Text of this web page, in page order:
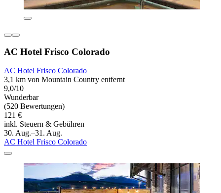
AC Hotel Frisco Colorado
AC Hotel Frisco Colorado
3,1 km von Mountain Country entfernt
9,0/10
Wunderbar
(520 Bewertungen)
121 €
inkl. Steuern & Gebühren
30. Aug.–31. Aug.
AC Hotel Frisco Colorado